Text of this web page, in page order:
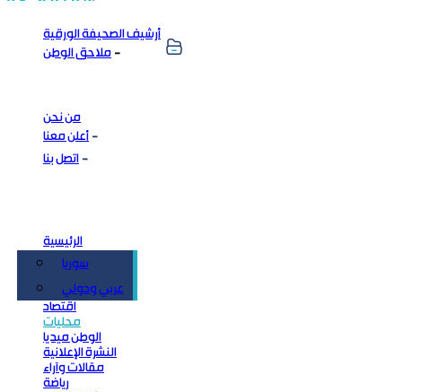
أرشيف الصحيفة الورقية
ملاحق الوطن
من نحن
أعلن معنا
اتصل بنا
الرئيسية
سوريا
عربي ودولي
اقتصاد
محليات
الوطن ميديا
النشرة الإعلانية
مقالات وآراء
رياضة